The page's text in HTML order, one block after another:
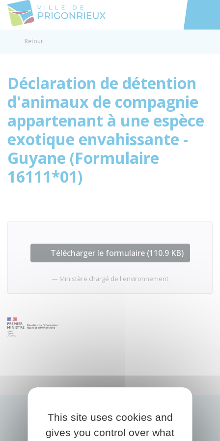
Accéder
Retour
Déclaration de détention
d'animaux de compagnie
appartenant à une espèce
exotique envahissante -
Guyane (Formulaire
16111*01)
Télécharger le formulaire (110.9 KB)
Ministère chargé de l'environnement
This site uses cookies and
gives you control over what